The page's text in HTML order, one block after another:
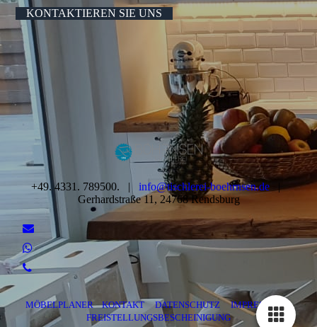
KONTAKTIEREN SIE UNS
+49. 4331. 789500. | info@tischlerei-boehrnsen.de |
Gerhardstraße 11, 24768 Rendsburg
MÖBELPLANER KONTAKT DATENSCHUTZ
IMPRESSUM
FREISTELLUNGSBESCHEINIGUNG